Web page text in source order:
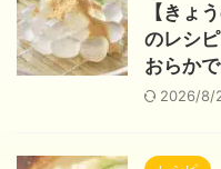
【きょ
のレシ
おらか
2026/8/